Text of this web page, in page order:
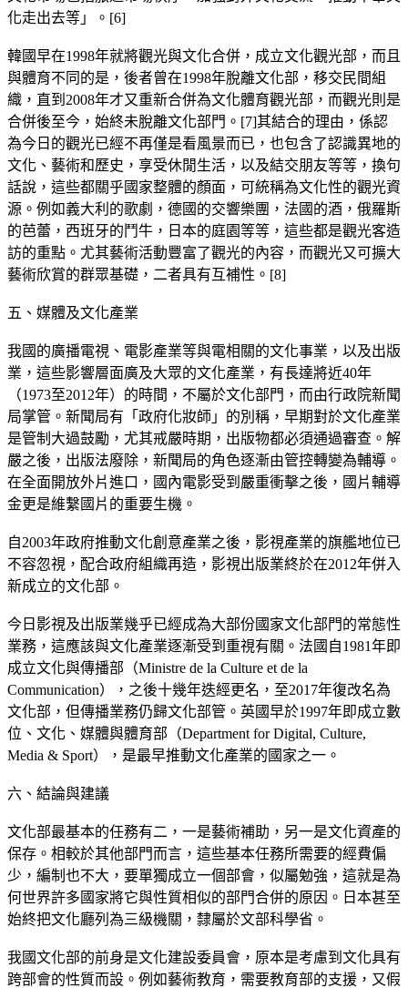
化走出去等」。[6]
韓國早在1998年就將觀光與文化合併，成立文化觀光部，而且
與體育不同的是，後者曾在1998年脫離文化部，移交民間組
織，直到2008年才又重新合併為文化體育觀光部，而觀光則是
合併後至今，始終未脫離文化部門。[7]其結合的理由，係認
為今日的觀光已經不再僅是看風景而已，也包含了認識異地的
文化、藝術和歷史，享受休閒生活，以及結交朋友等等，換句
話說，這些都關乎國家整體的顏面，可統稱為文化性的觀光資
源。例如義大利的歌劇，德國的交響樂團，法國的酒，俄羅斯
的芭蕾，西班牙的鬥牛，日本的庭園等等，這些都是觀光客造
訪的重點。尤其藝術活動豐富了觀光的內容，而觀光又可擴大
藝術欣賞的群眾基礎，二者具有互補性。[8]
五、媒體及文化產業
我國的廣播電視、電影產業等與電相關的文化事業，以及出版
業，這些影響層面廣及大眾的文化產業，有長達將近40年
（1973至2012年）的時間，不屬於文化部門，而由行政院新聞
局掌管。新聞局有「政府化妝師」的別稱，早期對於文化產業
是管制大過鼓勵，尤其戒嚴時期，出版物都必須通過審查。解
嚴之後，出版法廢除，新聞局的角色逐漸由管控轉變為輔導。
在全面開放外片進口，國內電影受到嚴重衝擊之後，國片輔導
金更是維繫國片的重要生機。
自2003年政府推動文化創意產業之後，影視產業的旗艦地位已
不容忽視，配合政府組織再造，影視出版業終於在2012年併入
新成立的文化部。
今日影視及出版業幾乎已經成為大部份國家文化部門的常態性
業務，這應該與文化產業逐漸受到重視有關。法國自1981年即
成立文化與傳播部（Ministre de la Culture et de la
Communication），之後十幾年迭經更名，至2017年復改名為
文化部，但傳播業務仍歸文化部管。英國早於1997年即成立數
位、文化、媒體與體育部（Department for Digital, Culture,
Media & Sport），是最早推動文化產業的國家之一。
六、結論與建議
文化部最基本的任務有二，一是藝術補助，另一是文化資產的
保存。相較於其他部門而言，這些基本任務所需要的經費偏
少，編制也不大，要單獨成立一個部會，似屬勉強，這就是為
何世界許多國家將它與性質相似的部門合併的原因。日本甚至
始終把文化廳列為三級機關，隸屬於文部科學省。
我國文化部的前身是文化建設委員會，原本是考慮到文化具有
跨部會的性質而設。例如藝術教育，需要教育部的支援，又假